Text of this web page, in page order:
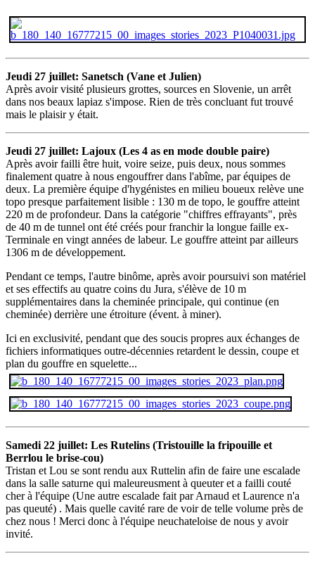
Jeudi 27 juillet: Sanetsch (Vane et Julien)
Après avoir visité plusieurs grottes, sources en Slovenie, un arrêt
dans nos beaux lapiaz s'impose. Rien de très concluant fut trouvé
mais le plaisir y était.
Jeudi 27 juillet: Lajoux (Les 4 as en mode double paire)
Après avoir failli être huit, voire seize, puis deux, nous sommes
finalement quatre à nous engouffrer dans l'abîme, par équipes de
deux. La première équipe d'hygénistes en milieu boueux relève une
topo presque parfaitement lisible : 130 m de topo, le gouffre atteint
220 m de profondeur. Dans la catégorie "chiffres effrayants", près
de 40 m de tunnel ont été créés pour franchir la longue faille ex-
Terminale en vingt années de labeur. Le gouffre atteint par ailleurs
1306 m de développement.
Pendant ce temps, l'autre binôme, après avoir poursuivi son matériel
et ses effectifs au quatre coins du Jura, s'élève de 10 m
supplémentaires dans la cheminée principale, qui continue (en
cheminée) derrière une étroiture (évent. à miner).
Ici en exclusivité, pendant que des soucis propres aux échanges de
fichiers informatiques outre-décennies retardent le dessin, coupe et
plan du gouffre en squelette...
Samedi 22 juillet: Les Rutelins (Tristouille la fripouille et
Berrlou le brise-cou)
Tristan et Lou se sont rendu aux Ruttelin afin de faire une escalade
dans la salle saturne qui maleureusment à queuter et a failli couté
cher à l'équipe (Une autre escalade fait par Arnaud et Laurence n'a
pas queuté) . Mais quelle cavité rare de voir de telle volume près de
chez nous ! Merci donc à l'équipe neuchateloise de nous y avoir
invité.